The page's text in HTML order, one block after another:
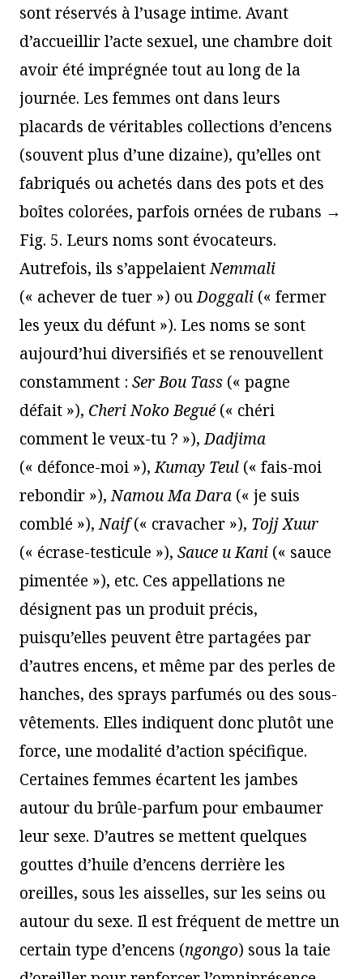
sont réservés à l’usage intime. Avant
d’accueillir l’acte sexuel, une chambre doit
avoir été imprégnée tout au long de la
journée. Les femmes ont dans leurs
placards de véritables collections d’encens
(souvent plus d’une dizaine), qu’elles ont
fabriqués ou achetés dans des pots et des
boîtes colorées, parfois ornées de rubans →
Fig. 5. Leurs noms sont évocateurs.
Autrefois, ils s’appelaientNemmali
(« achever de tuer ») ouDoggali (« fermer
les yeux du défunt »). Les noms se sont
aujourd’hui diversifiés et se renouvellent
constamment : Ser Bou Tass (« pagne
défait »), Cheri Noko Begué(« chéri
comment le veux-tu ? »),Dadjima
(« défonce-moi »),Kumay Teul (« fais-moi
rebondir »),Namou Ma Dara (« je suis
comblé »),Naif(« cravacher »), Tojj Xuur
(« écrase-testicule »), Sauce u Kani (« sauce
pimentée »), etc. Ces appellations ne
désignent pas un produit précis,
puisqu’elles peuvent être partagées par
d’autres encens, et même par des perles de
hanches, des sprays parfumés ou des sous-
vêtements. Elles indiquent donc plutôt une
force, une modalité d’action spécifique.
Certaines femmes écartent les jambes
autour du brûle-parfum pour embaumer
leur sexe. D’autres se mettent quelques
gouttes d’huile d’encens derrière les
oreilles, sous les aisselles, sur les seins ou
autour du sexe. Il est fréquent de mettre un
certain type d’encens (ngongo) sous la taie